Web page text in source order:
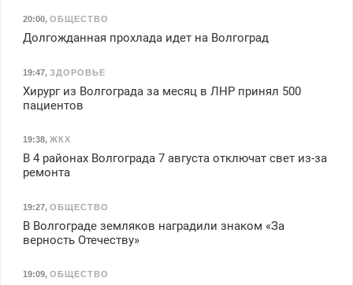
20:00, ОБЩЕСТВО
Долгожданная прохлада идет на Волгоград
19:47, ЗДОРОВЬЕ
Хирург из Волгограда за месяц в ЛНР принял 500
пациентов
19:38, ЖКХ
В 4 районах Волгограда 7 августа отключат свет из-за
ремонта
19:27, ОБЩЕСТВО
В Волгограде земляков наградили знаком «За
верность Отечеству»
19:09, ОБЩЕСТВО